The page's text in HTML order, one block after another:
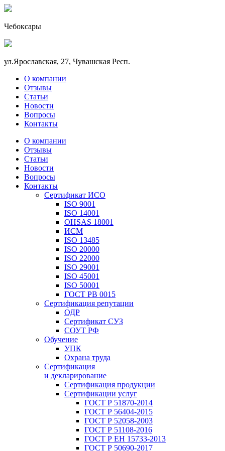
Чебоксары
ул.Ярославская, 27, Чувашская Респ.
О компании
Отзывы
Статьи
Новости
Вопросы
Контакты
О компании
Отзывы
Статьи
Новости
Вопросы
Контакты
Сертификат ИСО
ISO 9001
ISO 14001
OHSAS 18001
ИСМ
ISO 13485
ISO 20000
ISO 22000
ISO 29001
ISO 45001
ISO 50001
ГОСТ РВ 0015
Сертификация репутации
ОДР
Сертификат СУЗ
СОУТ РФ
Обучение
УПК
Охрана труда
Сертификация
и декларирование
Сертификация продукции
Сертификации услуг
ГОСТ Р 51870-2014
ГОСТ Р 56404-2015
ГОСТ Р 52058-2003
ГОСТ Р 51108-2016
ГОСТ Р ЕН 15733-2013
ГОСТ Р 50690-2017